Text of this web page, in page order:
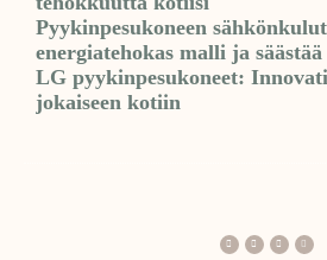
Pyykinpesukoneen
energiatehokas malli ja
LG pyykinpesukoneet:
jokaiseen kotiin